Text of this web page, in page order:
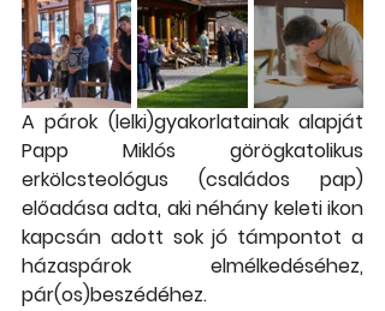
A párok (lelki)gyakorlatainak alapját
Papp Miklós görögkatolikus
erkölcsteológus (családos pap)
előadása adta, aki néhány keleti ikon
kapcsán adott sok jó támpontot a
házaspárok elmélkedéséhez,
pár(os)beszédéhez.